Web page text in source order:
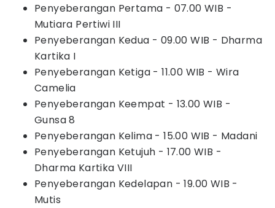
Penyeberangan Pertama - 07.00 WIB -
Mutiara Pertiwi III
Penyeberangan Kedua - 09.00 WIB - Dharma
Kartika I
Penyeberangan Ketiga - 11.00 WIB - Wira
Camelia
Penyeberangan Keempat - 13.00 WIB -
Gunsa 8
Penyeberangan Kelima - 15.00 WIB - Madani
Penyeberangan Ketujuh - 17.00 WIB -
Dharma Kartika VIII
Penyeberangan Kedelapan - 19.00 WIB -
Mutis